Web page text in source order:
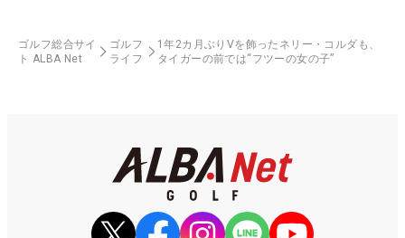
ゴルフ総合サイ
ト ALBA Net
ゴルフ
ライフ
1年2カ月ぶりVを飾ったネリー・コルダも、
タイガーの前では“フツーの女の子”